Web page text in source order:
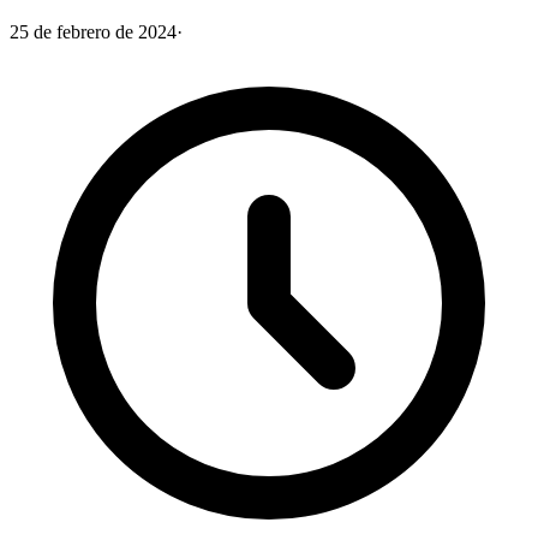
25 de febrero de 2024·